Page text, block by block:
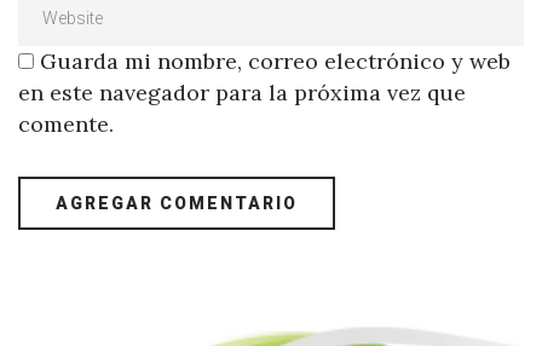
Guarda mi nombre, correo electrónico y web
en este navegador para la próxima vez que
comente.